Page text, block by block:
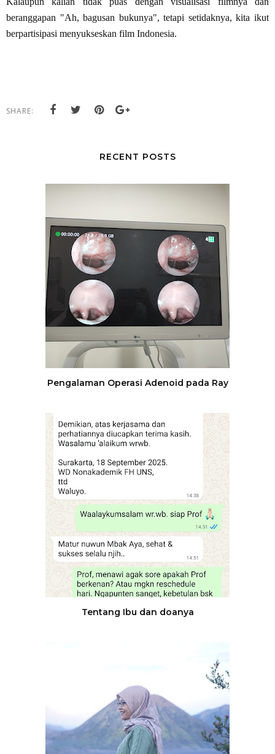
beranggapan "Ah, bagusan bukunya", tetapi setidaknya, kita ikut
berpartisipasi menyukseskan film Indonesia.
SHARE:
RECENT POSTS
Pengalaman Operasi Adenoid pada Ray
Tentang Ibu dan doanya